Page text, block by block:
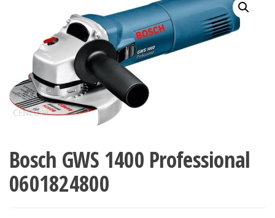
Bosch GWS 1400 Professional
0601824800